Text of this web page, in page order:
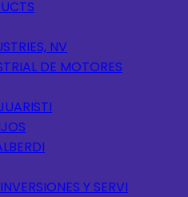
NV
DE MOTORES
Y SERVI